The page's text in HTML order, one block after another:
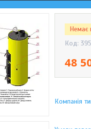
Немає
Код:
48
Компанія